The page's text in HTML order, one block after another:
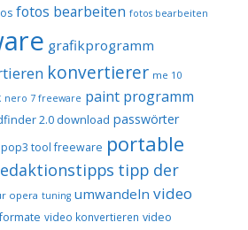
fotos bearbeiten fotos bearbeiten
grafikprogramm
konvertierer me 10
nero 7 freeware paint programm
2.0 download passwörter
pop3 tool freeware portable
tipp der
opera tuning umwandeln video
video konvertieren video